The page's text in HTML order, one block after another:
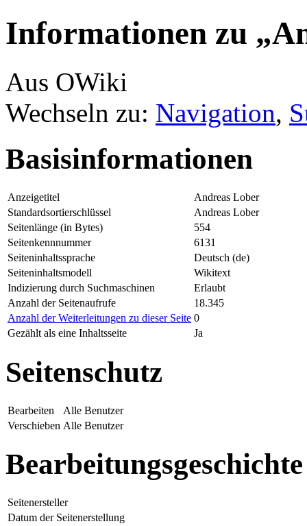
Informationen zu
Aus OWiki
Wechseln zu: Navigation,
Basisinformationen
Anzeigetitel
Andreas Lober
Standardsortierschlüssel
Andreas Lober
Seitenlänge (in Bytes)
554
Seitenkennnummer
6131
Seiteninhaltssprache
Deutsch (de)
Seiteninhaltsmodell
Wikitext
Indizierung durch Suchmaschinen
Erlaubt
Anzahl der Seitenaufrufe
18.345
Anzahl der Weiterleitungen zu dieser Seite 0
Gezählt als eine Inhaltsseite
Ja
Seitenschutz
Bearbeiten
Alle Benutzer
Verschieben Alle Benutzer
Bearbeitungsgeschichte
Seitenersteller
Datum der Seitenerstellung